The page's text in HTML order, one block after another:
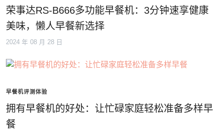
荣事达RS-B666多功能早餐机：3分钟速享健康
美味，懒人早餐新选择
2024 年 08 月 28 日
早餐机评测体验
拥有早餐机的好处：让忙碌家庭轻松准备多样早
餐